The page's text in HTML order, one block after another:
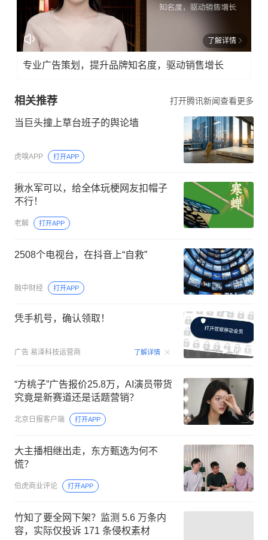
了解详情
专业广告策划，提升品牌知名度，驱动销售增长
相关推荐 打开腾讯新闻查看更多
当巨头撞上草台班子的舆论墙
虎嗅APP 打开APP
揪水军可以，给全体玩梗网友扣帽子
不行！
老解 打开APP
2508个电视台，在抖音上“自救”
融中财经 打开APP
凭手机号，确认领取！
广告 易泽科技运营商 了解详情 00:15
“方桃子”广告报价25.8万，AI演员带货
究竟是新赛道还是话题营销？
北京日报客户端 打开APP
大主播相继出走，东方甄选为何不
慌？
伯虎商业评论 打开APP
竹知了要全网下架？监测 5.6 万条内
容，实际仅投诉 171 条侵权素材